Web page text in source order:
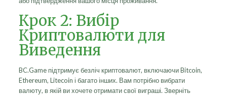
Крок 2: Вибір
Криптовалюти для
Виведення
BC.Game підтримує безліч криптовалют, включаючи Bitcoin,
Ethereum, Litecoin і багато інших. Вам потрібно вибрати
валюту, в якій ви хочете отримати свої виграші. Зверніть